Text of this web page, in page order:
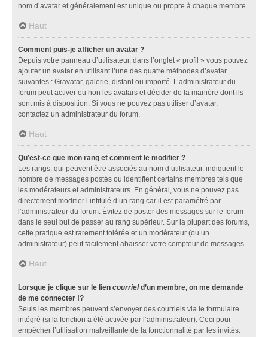
nom d’avatar et généralement est unique ou propre à chaque membre.
Haut
Comment puis-je afficher un avatar ?
Depuis votre panneau d’utilisateur, dans l’onglet « profil » vous pouvez
ajouter un avatar en utilisant l’une des quatre méthodes d’avatar
suivantes : Gravatar, galerie, distant ou importé. L’administrateur du
forum peut activer ou non les avatars et décider de la manière dont ils
sont mis à disposition. Si vous ne pouvez pas utiliser d’avatar,
contactez un administrateur du forum.
Haut
Qu’est-ce que mon rang et comment le modifier ?
Les rangs, qui peuvent être associés au nom d’utilisateur, indiquent le
nombre de messages postés ou identifient certains membres tels que
les modérateurs et administrateurs. En général, vous ne pouvez pas
directement modifier l’intitulé d’un rang car il est paramétré par
l’administrateur du forum. Évitez de poster des messages sur le forum
dans le seul but de passer au rang supérieur. Sur la plupart des forums,
cette pratique est rarement tolérée et un modérateur (ou un
administrateur) peut facilement abaisser votre compteur de messages.
Haut
Lorsque je clique sur le lien courrield’un membre, on me demande
de me connecter !?
Seuls les membres peuvent s’envoyer des courriels via le formulaire
intégré (si la fonction a été activée par l’administrateur). Ceci pour
empêcher l’utilisation malveillante de la fonctionnalité par les invités.